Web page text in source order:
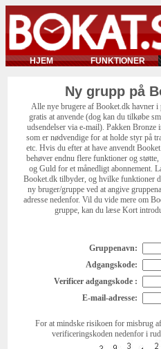
HJEM FUNKTIONER
Ny grupp på
Alle nye brugere af Booket.dk havner i
gratis at anvende (dog kan du tilkøbe
udsendelser via e-mail). Pakken Bronze
som er nødvendige for at holde styr på
etc. Hvis du efter at have anvendt
behøver endnu flere funktioner og
og Guld for et månedligt abonnement.
Booket.dk tilbyder, og hvilke funktioner
ny bruger/gruppe ved at angive
adresse nedenfor. Vil du vide mere om
gruppe, kan du læse Kort
Gruppenavn:
Adgangskode:
Verificer adgangskode :
E-mail-adresse:
For at mindske risikoen for misbrug
verificeringskoden nedenfor i